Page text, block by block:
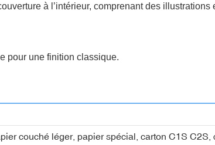
à l’intérieur, comprenant des illustrations
pour une finition classique.
couché léger, papier spécial, carton C1S C2S,